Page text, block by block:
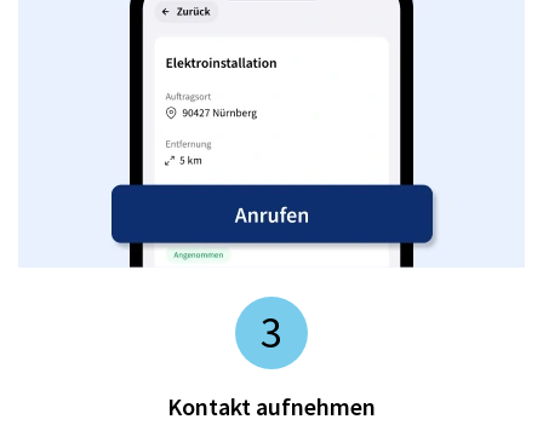
3
Kontakt aufnehmen